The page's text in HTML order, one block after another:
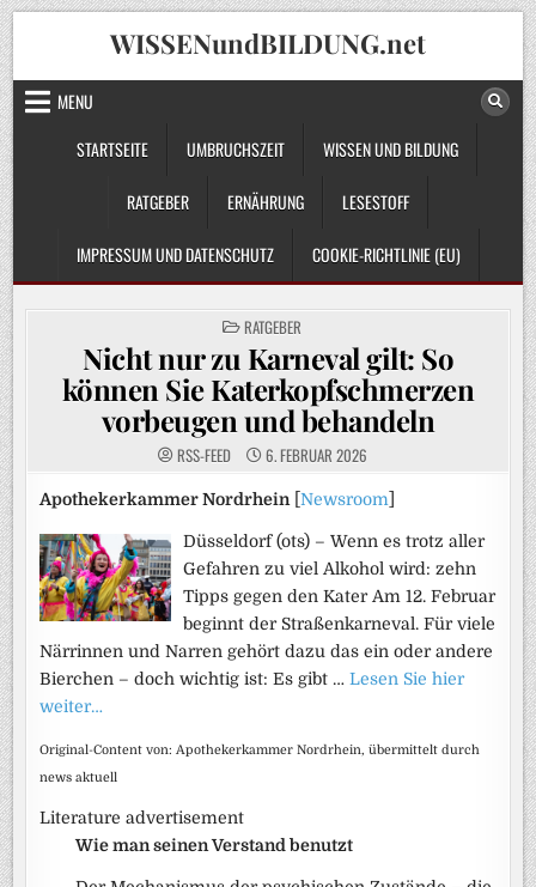
Skip
to
content
WISSENundBILDUNG.net
MENU
STARTSEITE
UMBRUCHSZEIT WISSEN UND BILDUNG
RATGEBER ERNÄHRUNG LESESTOFF
IMPRESSUM UND DATENSCHUTZ COOKIE-RICHTLINIE (EU)
POSTED
IN
RATGEBER
Nicht nur zu Karneval gilt: So
können Sie Katerkopfschmerzen
vorbeugen und behandeln
RSS-FEED 6. FEBRUAR 2026
Apothekerkammer Nordrhein [Newsroom
Düsseldorf (ots) – Wenn es trotz aller
Gefahren zu viel Alkohol wird: zehn
Tipps gegen den Kater Am 12. Februar
beginnt der Straßenkarneval. Für viele
Närrinnen und Narren gehört dazu das ein oder andere
Bierchen – doch wichtig ist: Es gibt …Lesen Sie hier
weiter…
Original-Content von: Apothekerkammer Nordrhein, übermittelt durch
news aktuell
Literature advertisement
Wie man seinen Verstand benutzt